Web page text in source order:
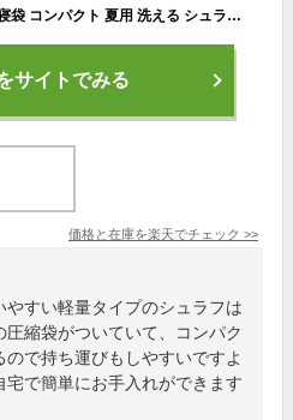
【本日最大10%OFFクーポン】寝袋 コンパクト 夏用 洗える シュラフ キャンプ 封筒型 -5℃ -5度 洗える寝袋 カーキ ブラック ネイビー キャンプ用寝具 冬用 夏用 軽量 コンパクト 登山 ツーリング アウトドア 車中泊 キャンプ用品 緊急用 防災グッズ 地震対策 送料無料
サイトでみる
価格と在庫を楽天でチェック >>
すい軽量タイプのシュラフは
縮袋がついていて、コンパク
ので持ち運びもしやすいですよ
宅で簡単にお手入れができます